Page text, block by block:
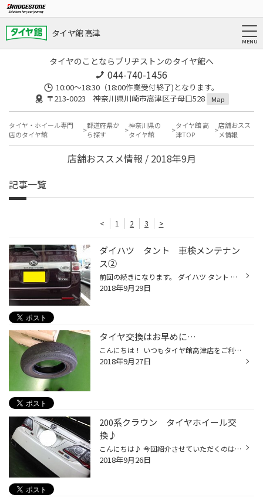
タイヤ館 高津
タイヤのことならブリヂストンのタイヤ館へ
044-740-1456
10:00～18:30（18:00作業受付終了)となります。
〒213-0023 神奈川県川崎市高津区子母口528
Map
タイヤ・ホイール専門
店のタイヤ館
都道府県か
ら探す
神奈川県の
タイヤ館
タイヤ館 高
津TOP
店舗おスス
メ情報
店舗おススメ情報 / 2018年9月
記事一覧
< 1 2 3 >
ダイハツ タント 車検メンテナン
ス②
前回の続きになります。 ダイハツ タント 車検メンテナンス② 燃料系～吸気系～冷却系。 燃料系には、WAKO'S フューエルワン＆プレミアムパワー 吸気系には、WAKO'S RECS（レックス） 冷却系には、WAKO'S クーラントブースター 車検でのおススメメニューを施工しました。 RECS（レックス）は最近のエ...
2018年9月29日
タイヤ交換はお早めに…
こんにちは！ いつもタイヤ館高津店をご利用いただき、誠にありがとうございます。 今日は寒いですね… 体調崩しやすいので、皆様お気をつけくださいね♪ 皆様は、タイヤの中に金属のワイヤーのようなものが入っているって、 知ってました？？？ このワイヤーのことを「コード」と呼ぶのですが、 極端...
2018年9月27日
200系クラウン タイヤホイール交
換♪
こんにちは♪ 今回紹介させていただくのはこちら・・・ 200系クラウン ハイブリッドのタイヤ、アルミ交換です♪ こちらが交換前の写真です♪ 交換するタイヤはレグノGR-XI フロントが225/40R19 リヤは245/35R19です♪ そしてホイールはこちら・・・ SSR GTX01 フラットブラック フロント 19×8.5 5/114 3...
2018年9月26日